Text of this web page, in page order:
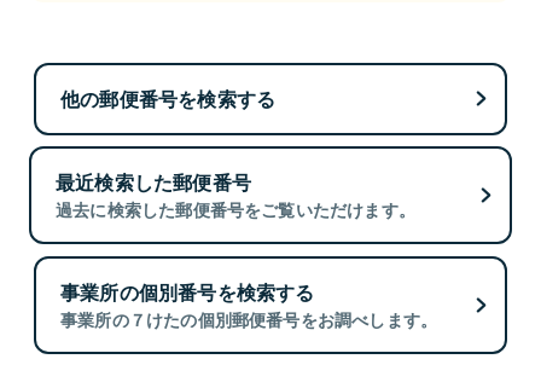
他の郵便番号を検索する
最近検索した郵便番号
過去に検索した郵便番号をご覧いただけます。
事業所の個別番号を検索する
事業所の７けたの個別郵便番号をお調べします。